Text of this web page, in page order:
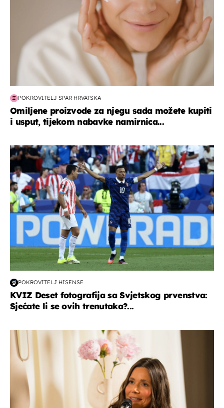
POKROVITELJ SPAR HRVATSKA
Omiljene proizvode za njegu sada možete kupiti
i usput, tijekom nabavke namirnica...
svjetsko prvenstvo 2026
POKROVITELJ HISENSE
KVIZ Deset fotografija sa Svjetskog prvenstva:
Sjećate li se ovih trenutaka?...
moda & ljepota